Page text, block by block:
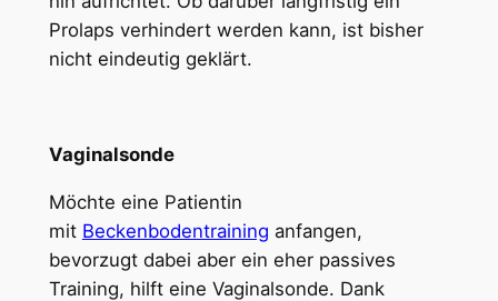
Prolaps verhindert werden kann, ist bisher
nicht eindeutig geklärt.
Vaginalsonde
Möchte eine Patientin
mit Beckenbodentraining anfangen,
bevorzugt dabei aber ein eher passives
Training, hilft eine Vaginalsonde. Dank